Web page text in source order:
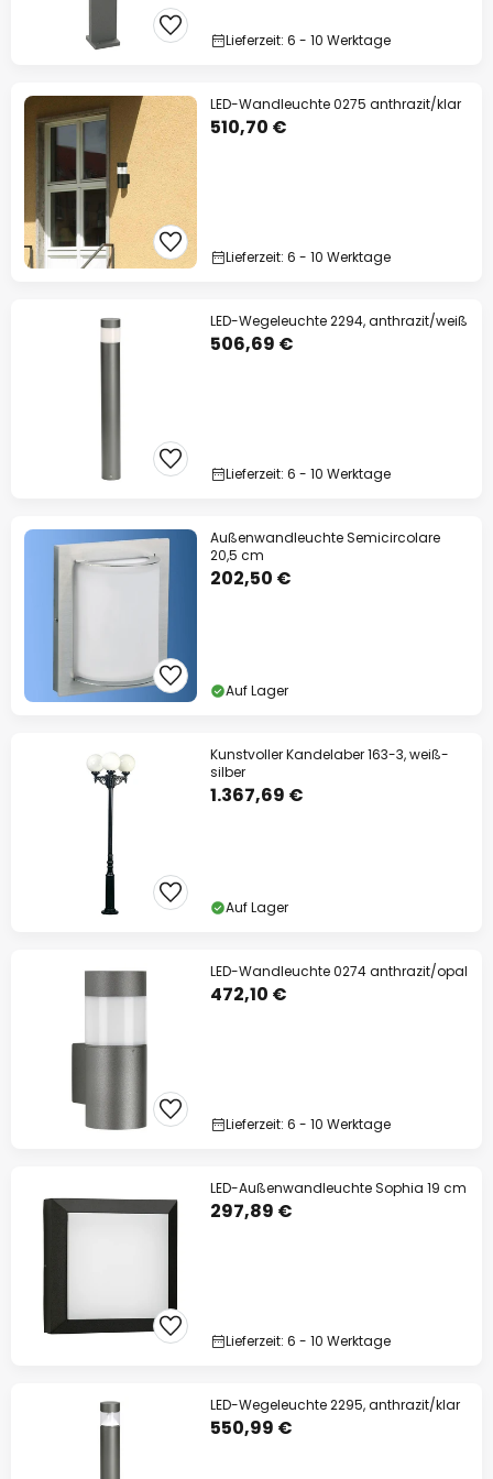
Lieferzeit: 6 - 10 Werktage
LED-Wandleuchte 0275 anthrazit/klar
510,70 €
Lieferzeit: 6 - 10 Werktage
LED-Wegeleuchte 2294, anthrazit/weiß
506,69 €
Lieferzeit: 6 - 10 Werktage
Außenwandleuchte Semicircolare
20,5 cm
202,50 €
Auf Lager
Kunstvoller Kandelaber 163-3, weiß-
silber
1.367,69 €
Auf Lager
LED-Wandleuchte 0274 anthrazit/opal
472,10 €
Lieferzeit: 6 - 10 Werktage
LED-Außenwandleuchte Sophia 19 cm
297,89 €
Lieferzeit: 6 - 10 Werktage
LED-Wegeleuchte 2295, anthrazit/klar
550,99 €